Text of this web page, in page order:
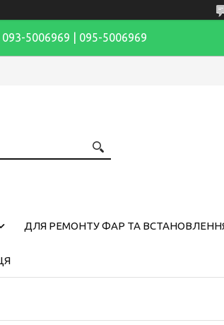
5006969 | 095-5006969
ДЛЯ РЕМОНТУ ФАР ТА